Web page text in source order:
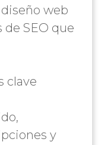
web
SEO que
clave
y